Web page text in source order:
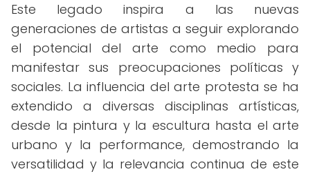
Este legado inspira a las nuevas
generaciones de artistas a seguir explorando
el potencial del arte como medio para
manifestar sus preocupaciones políticas y
sociales. La influencia del arte protesta se ha
extendido a diversas disciplinas artísticas,
desde la pintura y la escultura hasta el arte
urbano y la performance, demostrando la
versatilidad y la relevancia continua de este